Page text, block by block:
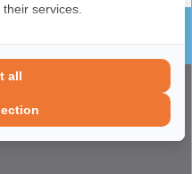
en
services.
all